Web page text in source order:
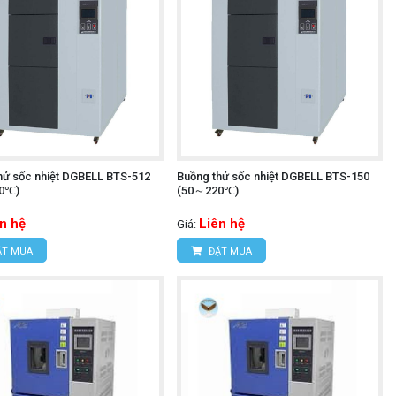
sốc nhiệt DGBELL BTS-512
hệ
MUA
Buồng thử sốc nhiệt DGBELL BTS-150
(50～220℃)
Giá: Liên hệ
ĐẶT MUA